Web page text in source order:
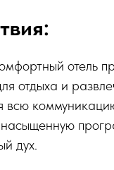
отель
отдыха и
всю
дух.